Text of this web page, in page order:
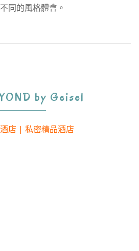
同的風格體會。
by Geisel
店 | 私密精品酒店